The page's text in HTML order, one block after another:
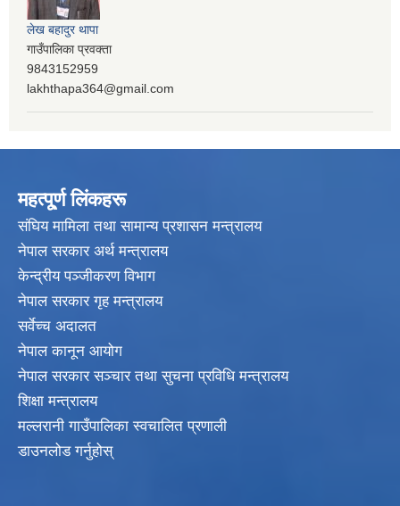
लेख बहादुर थापा
गाउँपालिका प्रवक्ता
9843152959
lakhthapa364@gmail.com
महत्पू्र्ण लिंकहरू
संघिय मामिला तथा सामान्य प्रशासन मन्त्रालय
नेपाल सरकार अर्थ मन्त्रालय
केन्द्रीय पञ्जीकरण विभाग
नेपाल सरकार गृह मन्त्रालय
सर्वेच्च अदालत
नेपाल कानून आयोग
नेपाल सरकार सञ्चार तथा सुचना प्रविधि मन्त्रालय
शिक्षा मन्त्रालय
मल्लरानी गाउँपालिका स्वचालित प्रणाली
डाउनलोड गर्नुहोस्